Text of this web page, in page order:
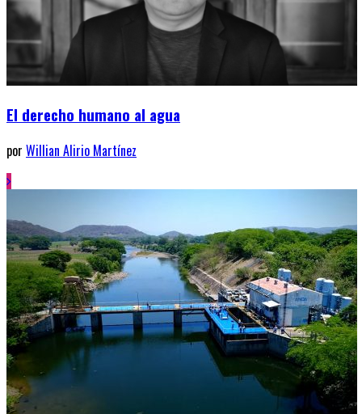
El derecho humano al agua
por Willian Alirio Martínez